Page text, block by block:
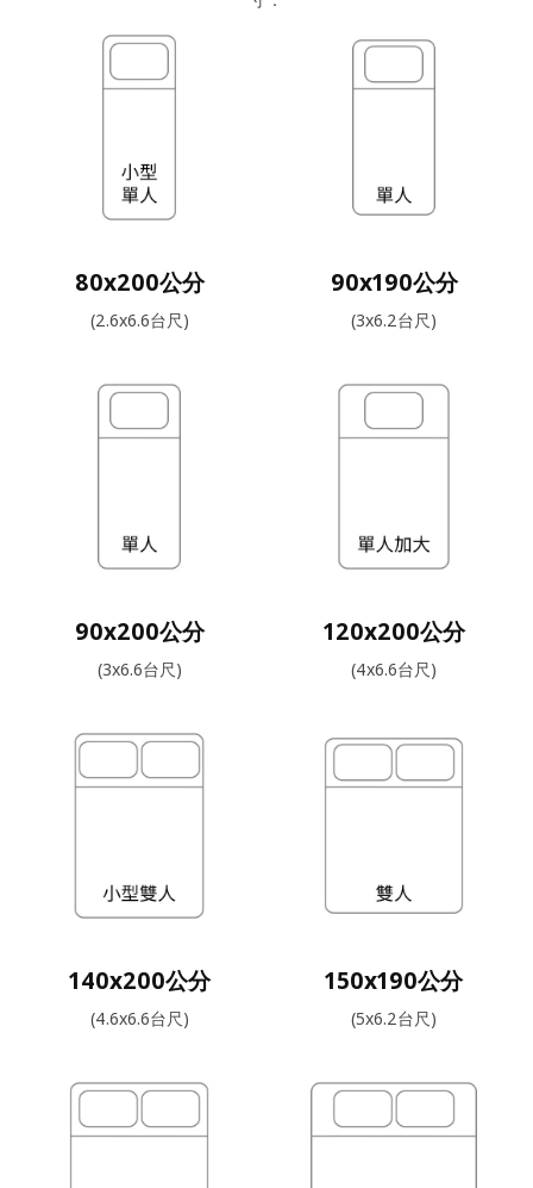
80x200公分
(2.6x6.6台尺)
90x190公分
(3x6.2台尺)
90x200公分
(3x6.6台尺)
120x200公分
(4x6.6台尺)
140x200公分
(4.6x6.6台尺)
150x190公分
(5x6.2台尺)